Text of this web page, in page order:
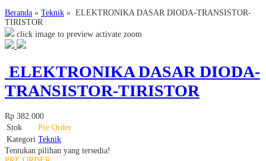
Beranda » Teknik » ELEKTRONIKA DASAR DIODA-TRANSISTOR-
TIRISTOR
click image to preview activate zoom
ELEKTRONIKA DASAR DIODA-
TRANSISTOR-TIRISTOR
Rp 382.000
Stok
Pre Order
Kategori Teknik
Tentukan pilihan yang tersedia!